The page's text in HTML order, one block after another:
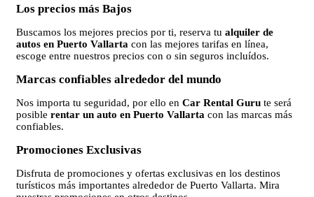
Los precios más Bajos
Buscamos los mejores precios por ti, reserva tu alquiler de
autos en Puerto Vallarta con las mejores tarifas en línea,
escoge entre nuestros precios con o sin seguros incluídos.
Marcas confiables alrededor del mundo
Nos importa tu seguridad, por ello en Car Rental Guru te será
posible rentar un auto en Puerto Vallarta con las marcas más
confiables.
Promociones Exclusivas
Disfruta de promociones y ofertas exclusivas en los destinos
turísticos más importantes alrededor de Puerto Vallarta. Mira